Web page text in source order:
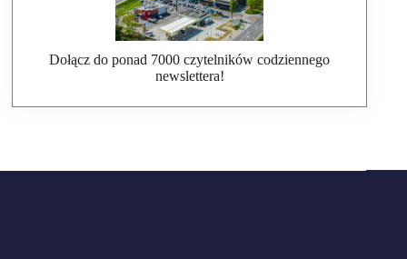
Dołącz do ponad 7000 czytelników codziennego
newslettera!